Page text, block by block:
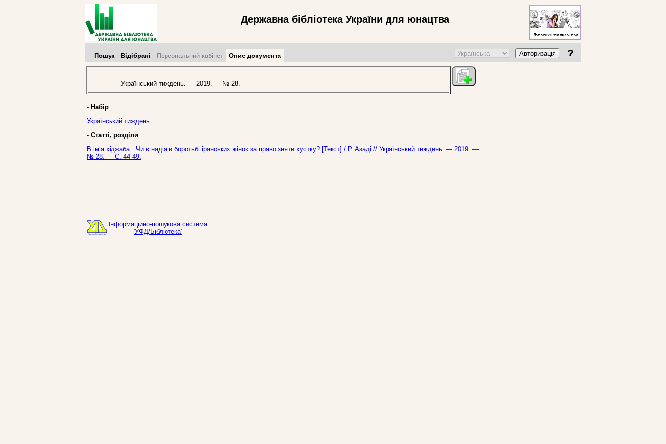
Державна бібліотека України для юнацтва
Пошук Відібрані Персональний кабінет Опис документа Авторизація ?
Український тиждень. — 2019. — № 28.
- Набір
Український тиждень.
- Статті, розділи
В ім‘я хіджаба : Чи є надія в боротьбі іранських жінок за право зняти хустку? [Текст] / Р. Азаді // Український тиждень. — 2019. —
№ 28. — С. 44-49.
Інформаційно-пошукова система
'УФД/Бібліотека'